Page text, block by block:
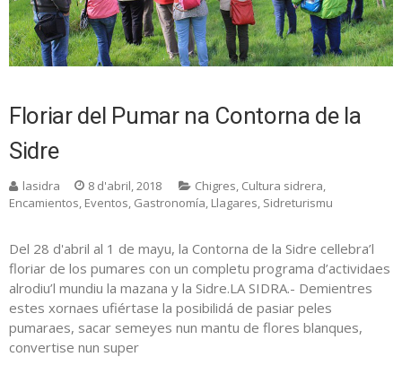
Floriar del Pumar na Contorna de la
Sidre
lasidra 8 d'abril, 2018 Chigres, Cultura sidrera,
Encamientos, Eventos, Gastronomía, Llagares, Sidreturismu
Del 28 d'abril al 1 de mayu, la Contorna de la Sidre cellebra’l
floriar de los pumares con un completu programa d’actividaes
alrodiu’l mundiu la mazana y la Sidre.LA SIDRA.- Demientres
estes xornaes ufiértase la posibilidá de pasiar peles
pumaraes, sacar semeyes nun mantu de flores blanques,
convertise nun super